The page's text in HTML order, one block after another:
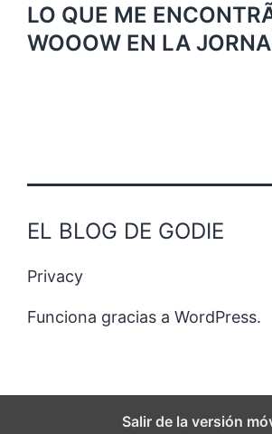
LO QUE ME
WOOOW EN LA
EL BLOG DE GODIE
Privacy
Funciona gracias a WordPress.
Salir de la versión